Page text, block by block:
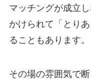
マッチングが成立
かけられて「とり
ることもあります。
その場の雰囲気で